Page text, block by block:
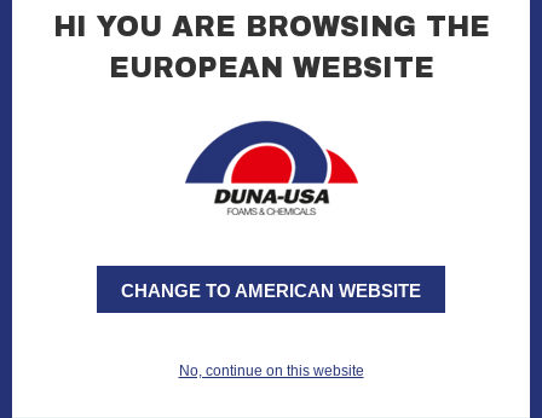
Chemikalien für Verpackung und Schutz
HI YOU ARE BROWSING THE
EUROPEAN WEBSITE
CHANGE TO AMERICAN WEBSITE
No, continue on this website